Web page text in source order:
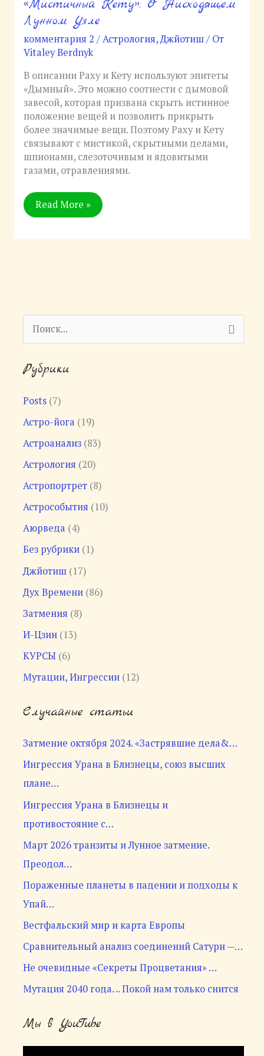
«Мистичный Кету». О Нисходящем
Лунном Узле
комментария 2 /Астрология,Джйотиш/ От
Vitaley Berdnyk
В описании Раху и Кету используют эпитеты
«Дымный». Это можно соотнести с дымовой
завесой, которая призвана скрыть истинное
положение вещей и позволить прикрыть
более значимые вещи. Поэтому Раху и Кету
связывают с мистикой, скрытными делами,
шпионами, слезоточивым и ядовитыми
газами, отравлениями.
Кету».
О
Нисходящем
Лунном
Read More »
и
к
:
Рубрики
Posts(7)
Астро-йога (19)
Астроанализ(83)
Астрология (20)
Астропортрет(8)
Астрособытия (10)
Аюрведа (4)
Без рубрики(1)
Джйотиш(17)
Дух Времени(86)
Затмения (8)
И-Цзин(13)
КУРСЫ(6)
Мутации, Ингрессии(12)
Случайные статьи
Затмение октября 2024. «Застрявшие дела&…
Ингрессия Урана в Близнецы, союз высших
плане…
Ингрессия Урана в Близнецы и
противостояние с…
Март 2026 транзиты и Лунное затмение.
Преодол…
Пораженные планеты в падении и подходы к
Упай…
Вестфальский мир и карта Европы
Сравнительный анализ соединений Сатурн —…
Не очевидные «Секреты Процветания» …
Мутация 2040 года. .. Покой нам только снится
Мы в YouTube